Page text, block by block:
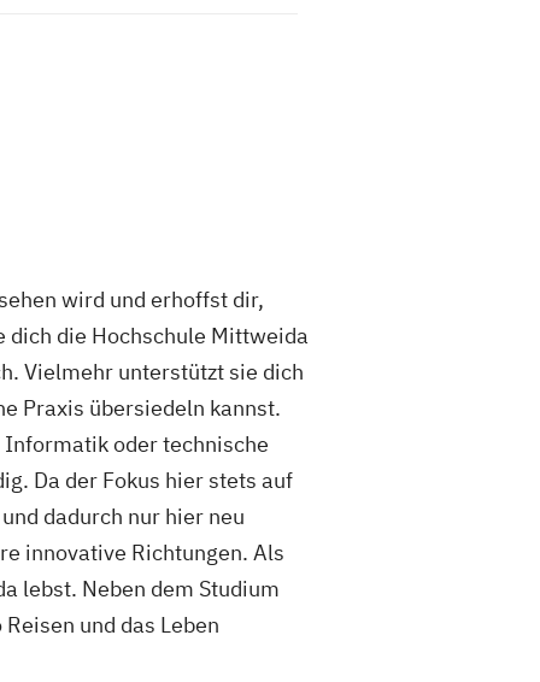
wird und erhoffst dir,
dich die Hochschule Mittweida
Vielmehr unterstützt sie dich
Praxis übersiedeln kannst.
oder technische
Da der Fokus hier stets auf
dadurch nur hier neu
innovative Richtungen. Als
lebst. Neben dem Studium
und das Leben